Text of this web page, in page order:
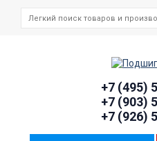
+7 (495)
+7 (903)
+7 (926)